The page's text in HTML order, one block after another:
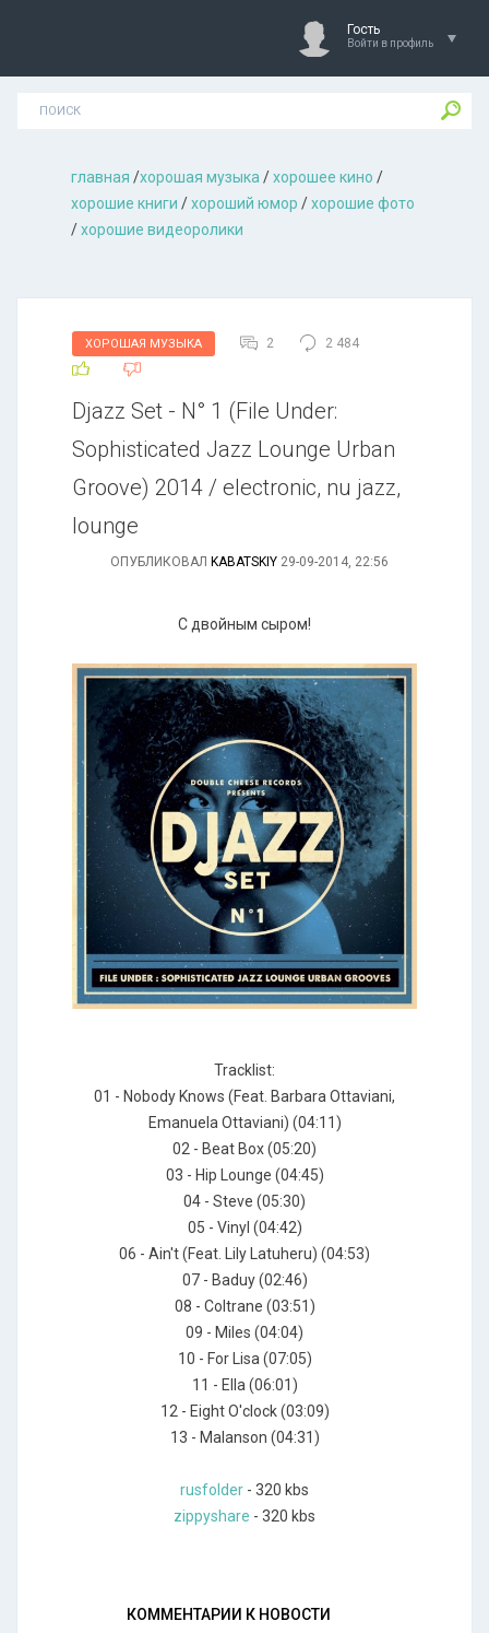
Гость
Войти в профиль
главная /хорошая музыкa /хорошее кино /
хорошие книги /хороший юмор /хорошие фото
/хорошие видеоролики
ХОРОШАЯ МУЗЫКА 2 2 484
Djazz Set - N° 1 (File Under:
Sophisticated Jazz Lounge Urban
Groove) 2014 / electronic, nu jazz,
lounge
ОПУБЛИКОВАЛ KABATSKIY 29-09-2014, 22:56
С двойным сыром!
Tracklist:
01 - Nobody Knows (Feat. Barbara Ottaviani,
Emanuela Ottaviani) (04:11)
02 - Beat Box (05:20)
03 - Hip Lounge (04:45)
04 - Steve (05:30)
05 - Vinyl (04:42)
06 - Ain't (Feat. Lily Latuheru) (04:53)
07 - Baduy (02:46)
08 - Coltrane (03:51)
09 - Miles (04:04)
10 - For Lisa (07:05)
11 - Ella (06:01)
12 - Eight O'clock (03:09)
13 - Malanson (04:31)
rusfolder - 320 kbs
zippyshare - 320 kbs
КОММЕНТАРИИ К НОВОСТИ